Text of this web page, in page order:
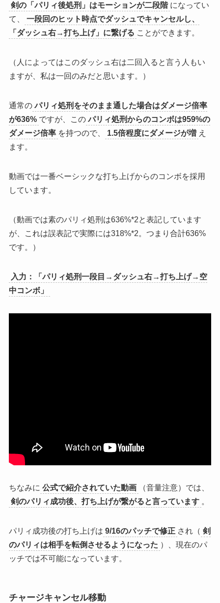
剣の「パリィ後処刑」はモーションが二段階 になってい
て、
一段回のヒット時点でダッシュでキャンセルし、
「ダッシュ右→打ち上げ」に繋げる ことができます。
（人によってはこのダッシュ右は二回入ると言う人もい
ますが、私は一回のみだと思います。）
通常の パリィ処刑をそのまま通した場合はダメージ倍率
が636% ですが、この パリィ処刑からのコンボは959%の
ダメージ倍率 を持つので、 1.5倍程度にダメージが増 え
ます。
動画では一番ベーシックな打ち上げからのコンボを採用
しています。
（動画では素のパリィ処刑は636%*2と表記しています
が、これは誤表記で実際には318%*2。つまり合計636%
です。）
入力：「パリィ処刑一段目→ダッシュ右→打ち上げ→空
中コンボ」
ちなみに 公式で紹介されていた動画
（音量注意）では、
剣のパリィ成功後、打ち上げが繋がると言っています 。
パリィ成功後の打ち上げは 9/16のパッチで修正 され（ 剣
のパリィは相手を転倒させるようになった ）、 現在のパ
ッチでは不可能になっています。
チャージキャンセル移動